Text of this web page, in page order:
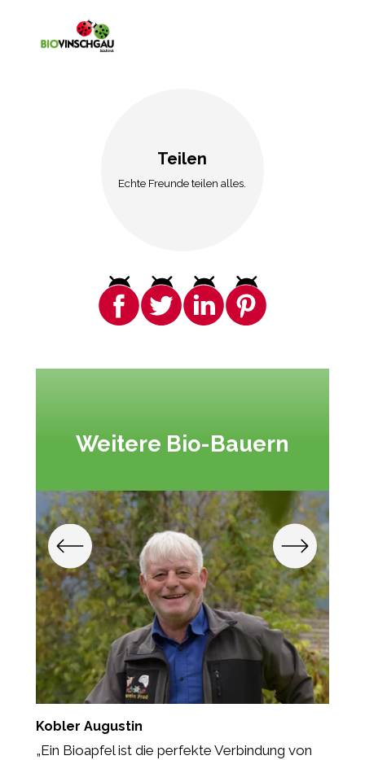
Teilen
Echte Freunde teilen alles.
Weitere Bio-Bauern
Kobler Augustin
„Ein Bioapfel ist die perfekte Verbindung von